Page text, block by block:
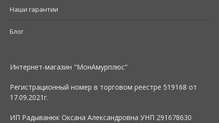
Наши гарантии
Блог
Интернет-магазин "МонАмурплюс"
Регистрационный номер в торговом реестре 519168 от
17.09.2021г.
ИП Радыванюк Оксана Александровна УНП 291678630